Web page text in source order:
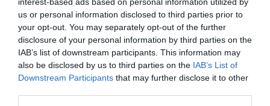
us or personal information disclosed to third parties prior to
your opt-out. You may separately opt-out of the further
disclosure of your personal information by third parties on the
IAB’s list of downstream participants. This information may
also be disclosed by us to third parties on the IAB’s List of
Downstream Participants that may further disclose it to other
Di seguito riportiamo l'articolo di Gaetano Imparato per la Gazzetta
dello Sport